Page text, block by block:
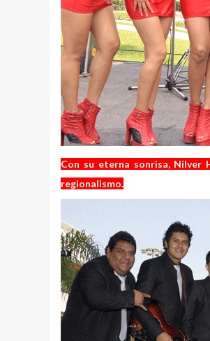
Con su eterna sonrisa,
regionalismo.